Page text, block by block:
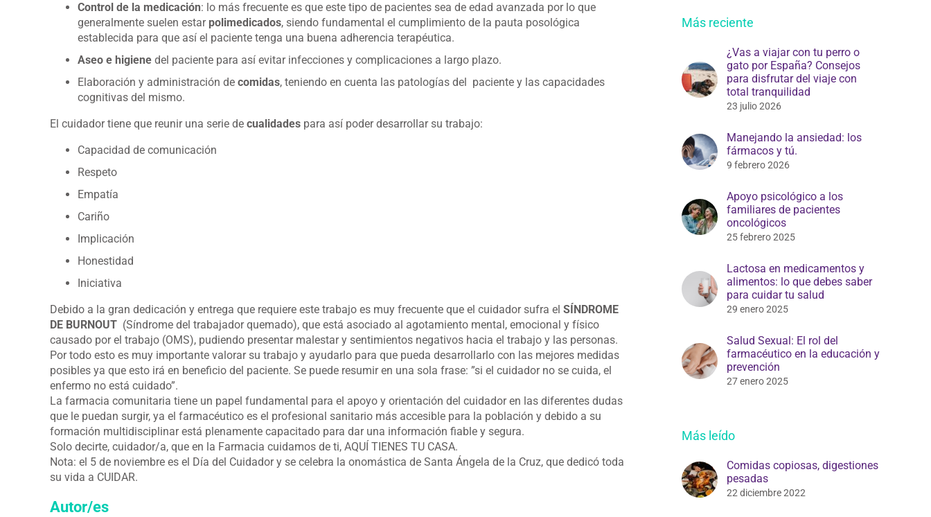
Control de la medicación: lo más frecuente es que este tipo de pacientes sea de edad avanzada por lo que
generalmente suelen estar polimedicados, siendo fundamental el cumplimiento de la pauta posológica
establecida para que así el paciente tenga una buena adherencia terapéutica.
Aseo e higiene del paciente para así evitar infecciones y complicaciones a largo plazo.
Elaboración y administración de comidas, teniendo en cuenta las patologías del paciente y las capacidades
cognitivas del mismo.
El cuidador tiene que reunir una serie de cualidades para así poder desarrollar su trabajo:
Capacidad de comunicación
Respeto
Empatía
Cariño
Implicación
Honestidad
Iniciativa
Debido a la gran dedicación y entrega que requiere este trabajo es muy frecuente que el cuidador sufra el SÍNDROME
DE BURNOUT (Síndrome del trabajador quemado), que está asociado al agotamiento mental, emocional y físico
causado por el trabajo (OMS), pudiendo presentar malestar y sentimientos negativos hacia el trabajo y las personas.
Por todo esto es muy importante valorar su trabajo y ayudarlo para que pueda desarrollarlo con las mejores medidas
posibles ya que esto irá en beneficio del paciente. Se puede resumir en una sola frase: ”si el cuidador no se cuida, el
enfermo no está cuidado”.
La farmacia comunitaria tiene un papel fundamental para el apoyo y orientación del cuidador en las diferentes dudas
que le puedan surgir, ya el farmacéutico es el profesional sanitario más accesible para la población y debido a su
formación multidisciplinar está plenamente capacitado para dar una información fiable y segura.
Solo decirte, cuidador/a, que en la Farmacia cuidamos de ti, AQUÍ TIENES TU CASA.
Nota: el 5 de noviembre es el Día del Cuidador y se celebra la onomástica de Santa Ángela de la Cruz, que dedicó toda
su vida a CUIDAR.
Autor/es
Más reciente
¿Vas a viajar con tu perro o
gato por España? Consejos
para disfrutar del viaje con
total tranquilidad
23 julio 2026
Manejando la ansiedad: los
fármacos y tú.
9 febrero 2026
Apoyo psicológico a los
familiares de pacientes
oncológicos
25 febrero 2025
Lactosa en medicamentos y
alimentos: lo que debes saber
para cuidar tu salud
29 enero 2025
Salud Sexual: El rol del
farmacéutico en la educación y
prevención
27 enero 2025
Más leído
Comidas copiosas, digestiones
pesadas
22 diciembre 2022